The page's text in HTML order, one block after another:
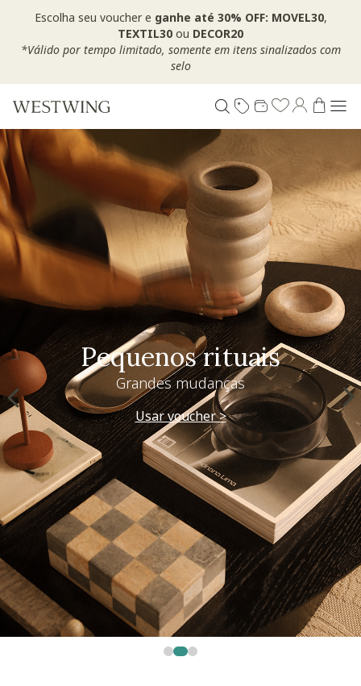
Escolha seu voucher e ganhe até 30% OFF: MOVEL30,
TEXTIL30 ou DECOR20
*Válido por tempo limitado, somente em itens sinalizados com
selo
Pequenos rituais
Grandes mudanças
Usar voucher >